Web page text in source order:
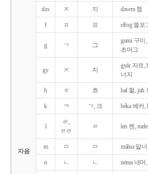
자음
dzs ㅈ 지 dzsem 젬
f ㅍ 프 elfog 엘포
g ㄱ 그
gumi 구미,
초머그
gy ㅈ 지
gyár 자르,
너지
h ㅎ 흐 hal 헐, juh
k ㅋ ㄱ, 크 béka 베커,
l
ㄹ,
ㄹㄹ
ㄹ len 렌,
m ㅁ ㅁ málna 말
n ㄴ ㄴ néma 네머